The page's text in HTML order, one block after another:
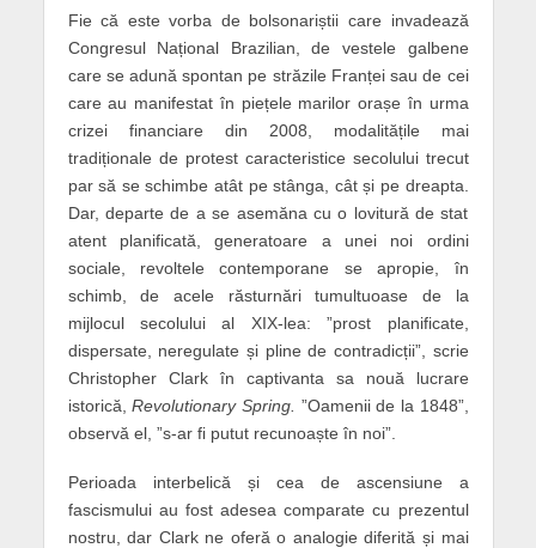
Fie că este vorba de bolsonariștii care invadează
Congresul Național Brazilian, de vestele galbene
care se adună spontan pe străzile Franței sau de cei
care au manifestat în piețele marilor orașe în urma
crizei financiare din 2008, modalitățile mai
tradiționale de protest caracteristice secolului trecut
par să se schimbe atât pe stânga, cât și pe dreapta.
Dar, departe de a se asemăna cu o lovitură de stat
atent planificată, generatoare a unei noi ordini
sociale, revoltele contemporane se apropie, în
schimb, de acele răsturnări tumultuoase de la
mijlocul secolului al XIX-lea: ”prost planificate,
dispersate, neregulate și pline de contradicții”, scrie
Christopher Clark în captivanta sa nouă lucrare
istorică,Revolutionary Spring. ”Oamenii de la 1848”,
observă el, ”s-ar fi putut recunoaște în noi”.
Perioada interbelică și cea de ascensiune a
fascismului au fost adesea comparate cu prezentul
nostru,dar Clark ne oferă o analogie diferită și mai